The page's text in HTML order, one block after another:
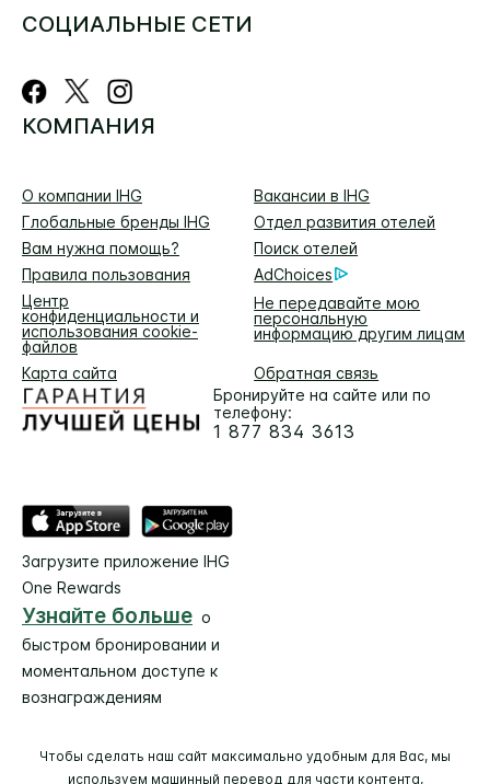
СОЦИАЛЬНЫЕ СЕТИ
КОМПАНИЯ
О компании IHG
Вакансии в IHG
Глобальные бренды IHG
Отдел развития отелей
Вам нужна помощь?
Поиск отелей
Правила пользования
AdChoices
Центр
конфиденциальности и
использования cookie-
файлов
Не передавайте мою
персональную
информацию другим лицам
Карта сайта
Обратная связь
Бронируйте на сайте или по
телефону:
1 877 834 3613
Загрузите приложение IHG
One Rewards
Узнайте больше о
быстром бронировании и
моментальном доступе к
вознаграждениям
Чтобы сделать наш сайт максимально удобным для Вас, мы
используем машинный перевод для части контента,